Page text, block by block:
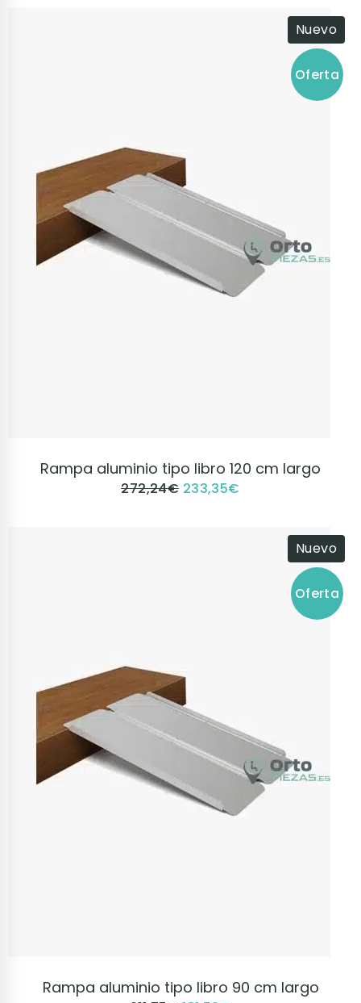
Oferta
Nuevo
VER PRODUCTO
Rampa aluminio tipo libro 120 cm largo
272,24€ 233,35€
Oferta
Nuevo
VER PRODUCTO
Rampa aluminio tipo libro 90 cm largo